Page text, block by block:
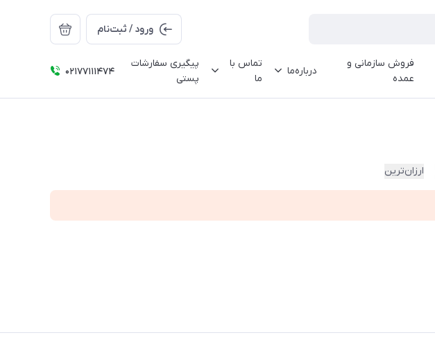
ورود / ثبت‌نام
فروش سازمانی و
عمده
درباره‌ما
تماس با
ما
پیگیری سفارشات
پستی
02177111474
ارزان‌ترین